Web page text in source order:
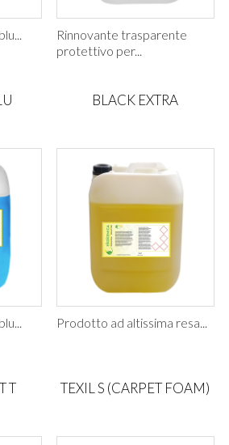
Rinnovante trasparente
protettivo per...
BLACK EXTRA
Prodotto ad altissima resa...
T TEXIL S (CARPET FOAM)